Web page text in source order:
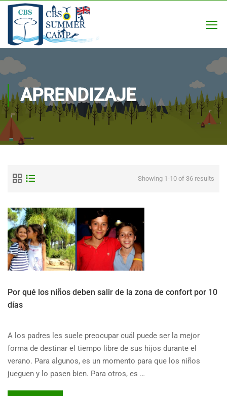
APRENDIZAJE
Showing 1-10 of 36 results
Por qué los niños deben salir de la zona de confort por 10
días
A los padres les suele preocupar cuál puede ser la mejor
forma de destinar el tiempo libre de sus hijos durante el
verano. Para algunos, es un momento para que los niños
jueguen y lo pasen bien. Para otros, es …